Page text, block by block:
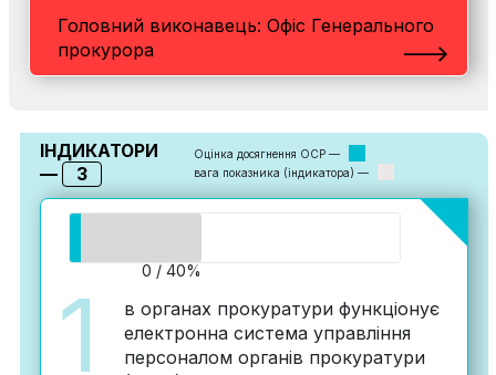
Головний виконавець: Офіс Генерального
прокурора
ІНДИКАТОРИ
—
3
Оцінка досягнення ОСР —
вага показника (індикатора) —
1
0 / 40%
в органах прокуратури функціонує
електронна система управління
персоналом органів прокуратури